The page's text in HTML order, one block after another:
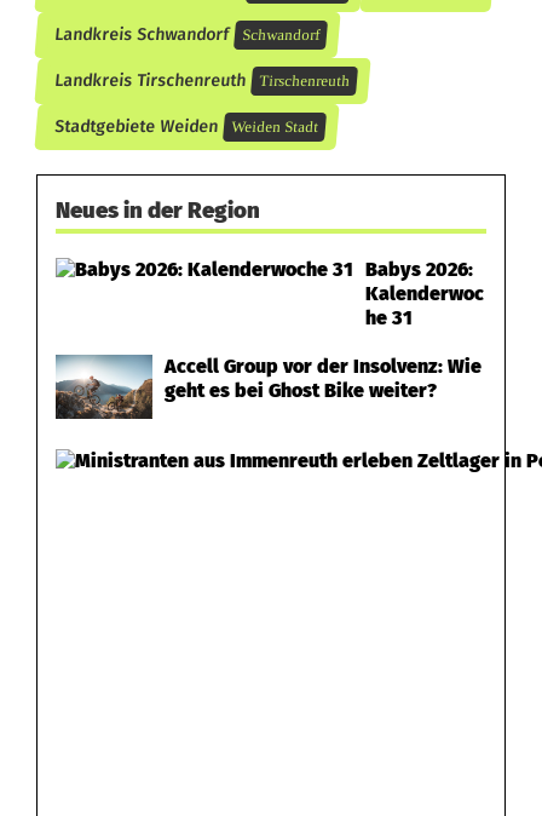
Landkreis Schwandorf Schwandorf
Landkreis Tirschenreuth Tirschenreuth
Stadtgebiete Weiden Weiden Stadt
Neues in der Region
Babys 2026:
Kalenderwoc
he 31
Accell Group vor der Insolvenz: Wie
geht es bei Ghost Bike weiter?